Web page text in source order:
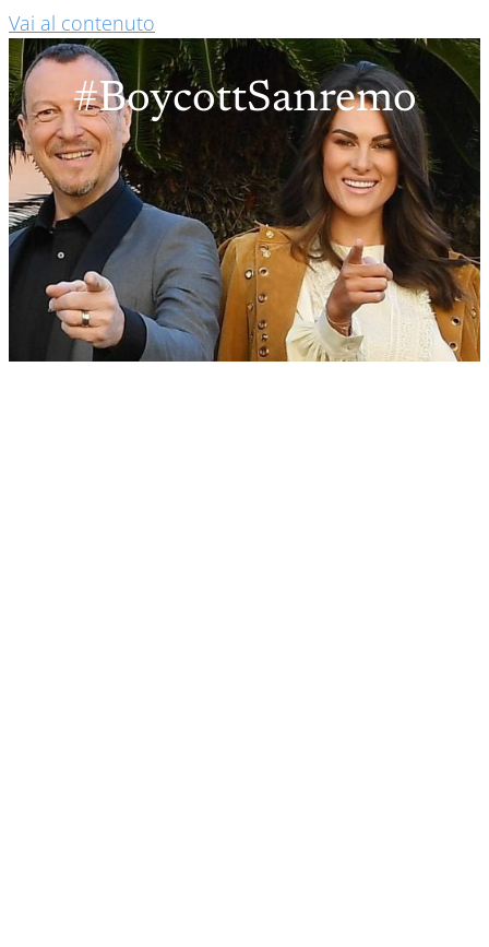
Vai al contenuto
#BoycottSanremo